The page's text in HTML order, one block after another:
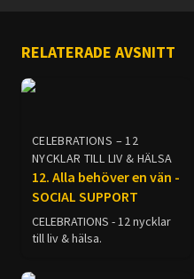
RELATERADE AVSNITT
CELEBRATIONS – 12
NYCKLAR TILL LIV & HÄLSA
12. Alla behöver en vän -
SOCIAL SUPPORT
CELEBRATIONS - 12 nycklar
till liv & hälsa.